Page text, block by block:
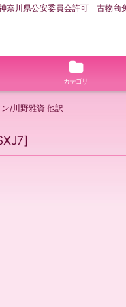
奈川県公安委員会許可 古物
カテゴリ
/川野雅資 他訳
]